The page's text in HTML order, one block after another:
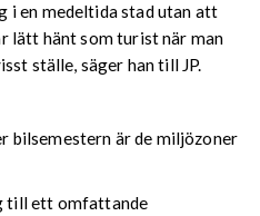
i en medeltida stad utan att
lätt hänt som turist när man
ställe, säger han till JP.
bilsemestern är de miljözoner
till ett omfattande